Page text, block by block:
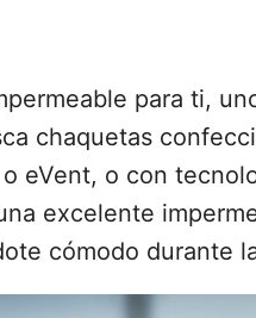
para ti,
chaquetas
eVent, o con
excelente
cómodo durante